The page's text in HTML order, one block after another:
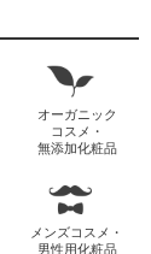
オーガニック
コスメ・
無添加化粧品
メンズコスメ・
男性用化粧品